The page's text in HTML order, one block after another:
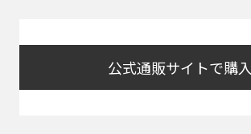
公式通販サイトで購入